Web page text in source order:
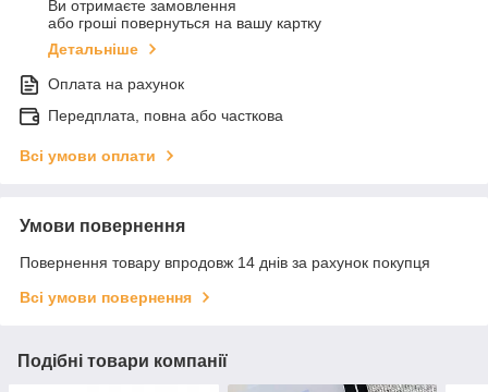
Ви отримаєте замовлення
або гроші повернуться на вашу картку
Детальніше
Оплата на рахунок
Передплата, повна або часткова
Всі умови оплати
Умови повернення
Повернення товару впродовж 14 днів за рахунок покупця
Всі умови повернення
Подібні товари компанії